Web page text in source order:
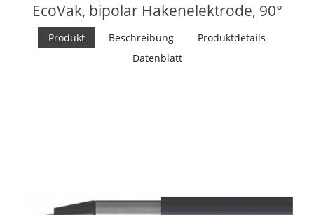
EcoVak, bipolar Hakenelektrode, 90°
Produkt Beschreibung
Produktdetails
Datenblatt